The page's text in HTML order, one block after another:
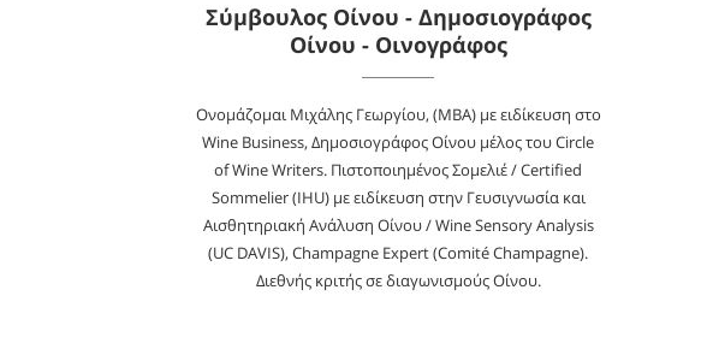
Σύμβουλος Οίνου - Δημοσιογράφος
Οίνου - Οινογράφος
Ονομάζομαι Μιχάλης Γεωργίου, (MBA) με ειδίκευση στο
Wine Business, Δημοσιογράφος Οίνου μέλος του Circle
of Wine Writers. Πιστοποιημένος Σομελιέ / Certified
Sommelier (IHU) με ειδίκευση στην Γευσιγνωσία και
Αισθητηριακή Ανάλυση Οίνου / Wine Sensory Analysis
(UC DAVIS), Champagne Expert (Comité Champagne).
Διεθνής κριτής σε διαγωνισμούς Οίνου.